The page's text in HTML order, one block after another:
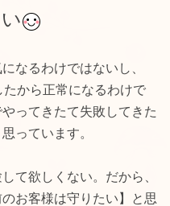
なるわけではないし、
から正常になるわけで
ってきたて失敗してきた
っています。
て欲しくない。だから、
お客様は守りたい】と思